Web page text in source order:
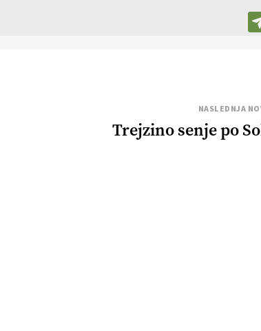
NASLEDNJA
Trejzino senje po